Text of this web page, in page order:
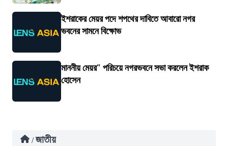
ইশরাকের মেয়র পদে শপথের দাবিতে আবারো নগর
ভবনের সামনে বিক্ষোভ
মাননীয় মেয়র" পরিচয়ে নগরভবনে সভা করলেন ইশরাক
হোসেন
/ জাতীয়